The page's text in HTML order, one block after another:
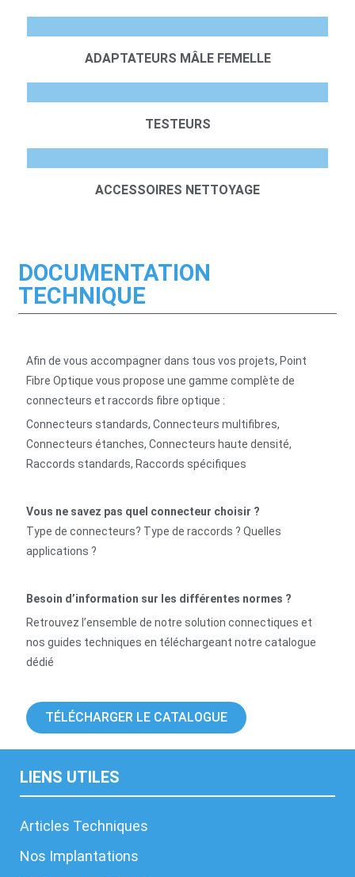
ADAPTATEURS MÂLE FEMELLE
TESTEURS
ACCESSOIRES NETTOYAGE
DOCUMENTATION
TECHNIQUE
Afin de vous accompagner dans tous vos projets, Point
Fibre Optique vous propose une gamme complète de
connecteurs et raccords fibre optique :
Connecteurs standards, Connecteurs multifibres,
Connecteurs étanches, Connecteurs haute densité,
Raccords standards, Raccords spécifiques
Vous ne savez pas quel connecteur choisir ?
Type de connecteurs? Type de raccords ? Quelles
applications ?
Besoin d’information sur les différentes normes ?
Retrouvez l’ensemble de notre solution connectiques et
nos guides techniques en téléchargeant notre catalogue
dédié
TÉLÉCHARGER LE CATALOGUE
LIENS UTILES
Articles Techniques
Nos Implantations